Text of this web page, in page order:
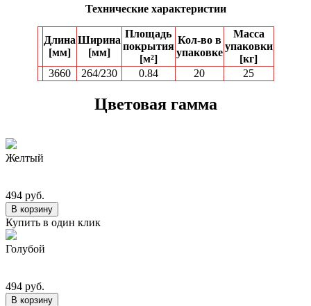
Технические характеристии
Длина
[мм]
Ширина
[мм]
Площадь
покрытия
[м²]
Кол-вo в
упаковке
Масса
упаковки
[кг]
3660
264/230 0.84 20 25
Цветовая гамма
Желтый
494 руб.
В корзину
Купить в один клик
Голубой
494 руб.
В корзину